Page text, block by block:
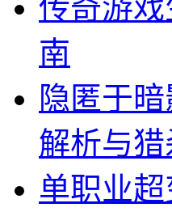
传奇游
南
隐匿于
解析与
单职业